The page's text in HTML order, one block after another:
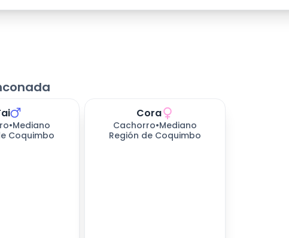
•Mediano
Coquimbo
días esperando
Cora
Cachorro•Mediano
Región de Coquimbo